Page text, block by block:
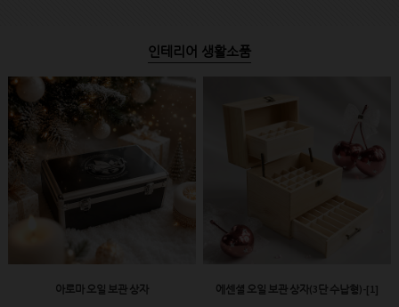
인테리어 생활소품
아로마 오일 보관 상자 에센셜 오일 보관 상자(3단 수납형)-[1]